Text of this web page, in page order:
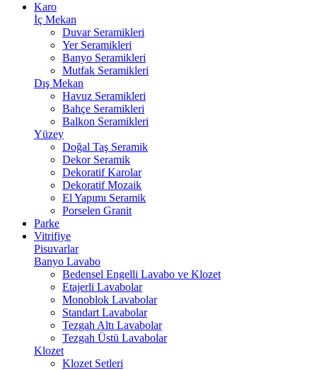
Karo
İç Mekan
Duvar Seramikleri
Yer Seramikleri
Banyo Seramikleri
Mutfak Seramikleri
Dış Mekan
Havuz Seramikleri
Bahçe Seramikleri
Balkon Seramikleri
Yüzey
Doğal Taş Seramik
Dekor Seramik
Dekoratif Karolar
Dekoratif Mozaik
El Yapımı Seramik
Porselen Granit
Parke
Vitrifiye
Pisuvarlar
Banyo Lavabo
Bedensel Engelli Lavabo ve Klozet
Etajerli Lavabolar
Monoblok Lavabolar
Standart Lavabolar
Tezgah Altı Lavabolar
Tezgah Üstü Lavabolar
Klozet
Klozet Setleri